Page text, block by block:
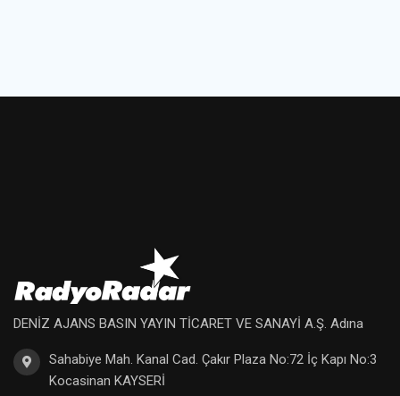
DENİZ AJANS BASIN YAYIN TİCARET VE SANAYİ A.Ş. Adına
Sahabiye Mah. Kanal Cad. Çakır Plaza No:72 İç Kapı No:3
Kocasinan KAYSERİ